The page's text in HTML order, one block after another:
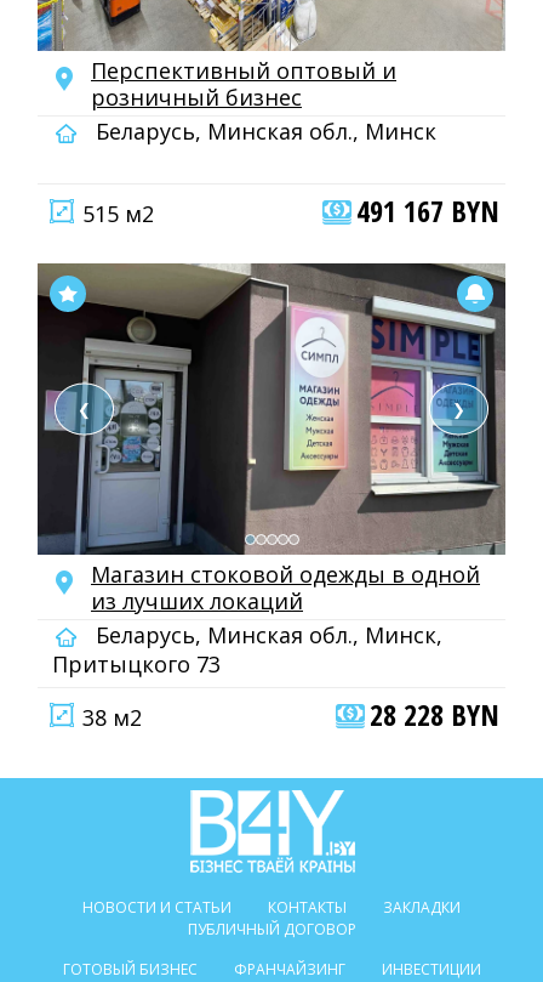
Перспективный оптовый и
розничный бизнес
Беларусь, Минская обл., Минск
515 м2 491 167 BYN
❮ ❯
Магазин стоковой одежды в одной
из лучших локаций
Беларусь, Минская обл., Минск,
Притыцкого 73
38 м2
28 228 BYN
НОВОСТИ И СТАТЬИ КОНТАКТЫ
ЗАКЛАДКИ
ПУБЛИЧНЫЙ ДОГОВОР
ГОТОВЫЙ БИЗНЕС
ФРАНЧАЙЗИНГ
ИНВЕСТИЦИИ